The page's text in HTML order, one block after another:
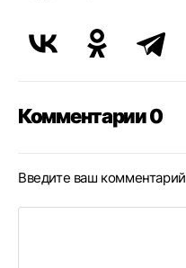
Комментарии 0
Введите ваш комментарий